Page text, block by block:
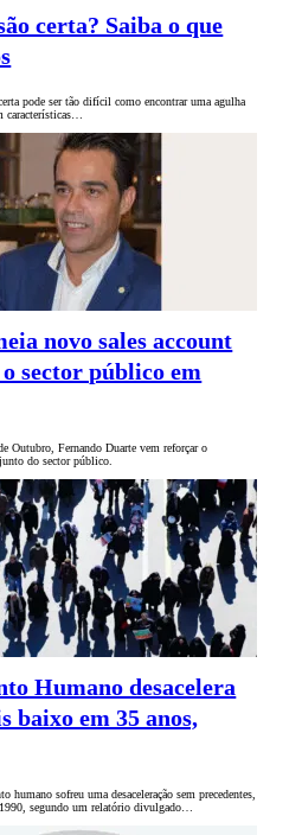
certa? Saiba o que
pode ser tão difícil como encontrar uma agulha
características…
novo sales account
sector público em
Outubro, Fernando Duarte vem reforçar o
do sector público.
Humano desacelera
baixo em 35 anos,
humano sofreu uma desaceleração sem precedentes,
segundo um relatório divulgado…